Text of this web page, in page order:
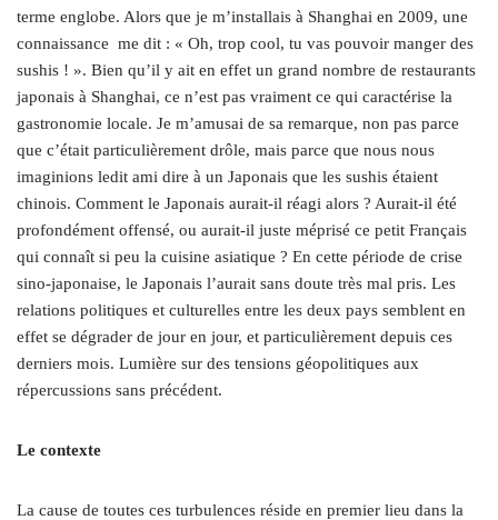
terme englobe. Alors que je m’installais à Shanghai en 2009, une
connaissance me dit : « Oh, trop cool, tu vas pouvoir manger des
sushis ! ». Bien qu’il y ait en effet un grand nombre de restaurants
japonais à Shanghai, ce n’est pas vraiment ce qui caractérise la
gastronomie locale. Je m’amusai de sa remarque, non pas parce
que c’était particulièrement drôle, mais parce que nous nous
imaginions ledit ami dire à un Japonais que les sushis étaient
chinois. Comment le Japonais aurait-il réagi alors ? Aurait-il été
profondément offensé, ou aurait-il juste méprisé ce petit Français
qui connaît si peu la cuisine asiatique ? En cette période de crise
sino-japonaise, le Japonais l’aurait sans doute très mal pris. Les
relations politiques et culturelles entre les deux pays semblent en
effet se dégrader de jour en jour, et particulièrement depuis ces
derniers mois. Lumière sur des tensions géopolitiques aux
répercussions sans précédent.
Le contexte
La cause de toutes ces turbulences réside en premier lieu dans la